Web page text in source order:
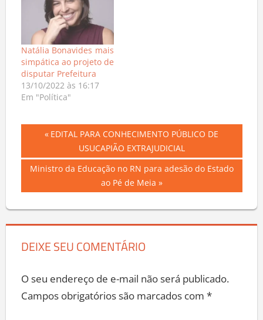
Natália Bonavides mais
simpática ao projeto de
disputar Prefeitura
13/10/2022 às 16:17
Em "Política"
Navegação
de
Previous
EDITAL PARA CONHECIMENTO PÚBLICO DE
USUCAPIÃO EXTRAJUDICIAL
Next
Ministro da Educação no RN para adesão do Estado
ao Pé de Meia
DEIXE SEU COMENTÁRIO
O seu endereço de e-mail não será publicado.
Campos obrigatórios são marcados com *